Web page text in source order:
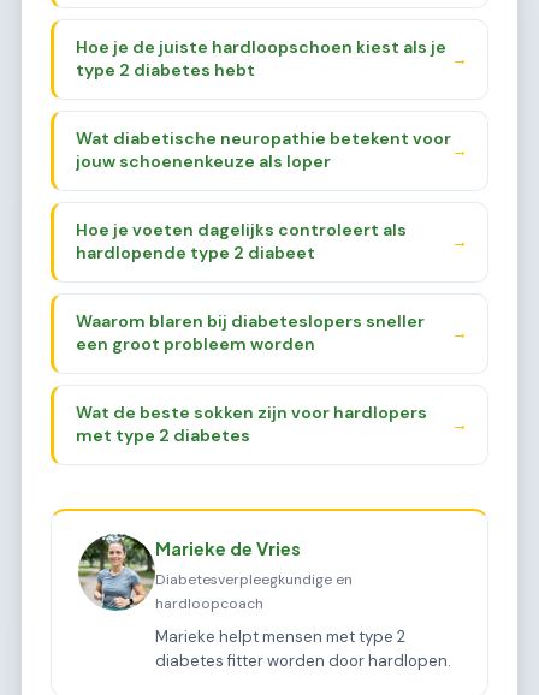
Hoe je de juiste hardloopschoen kiest als je
type 2 diabetes hebt
→
Wat diabetische neuropathie betekent voor
jouw schoenenkeuze als loper
→
Hoe je voeten dagelijks controleert als
hardlopende type 2 diabeet
→
Waarom blaren bij diabeteslopers sneller
een groot probleem worden
→
Wat de beste sokken zijn voor hardlopers
met type 2 diabetes
→
Marieke de Vries
Diabetesverpleegkundige en
hardloopcoach
Marieke helpt mensen met type 2
diabetes fitter worden door hardlopen.